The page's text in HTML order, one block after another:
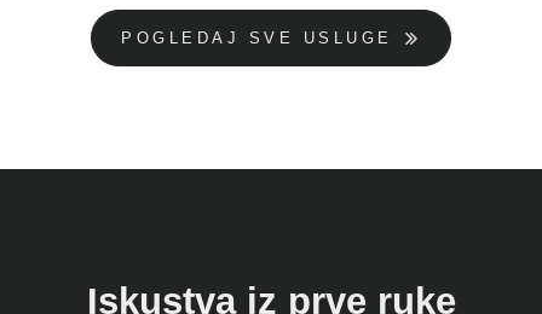
POGLEDAJ SVE USLUGE
Iskustva iz prve ruke